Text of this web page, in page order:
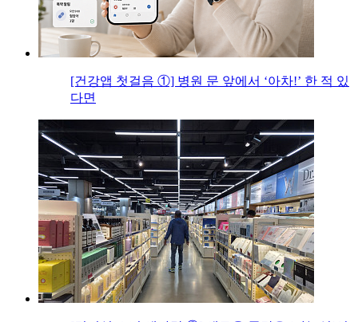
[건강앱 첫걸음 ①] 병원 문 앞에서 ‘아차!’ 한 적 있
다면